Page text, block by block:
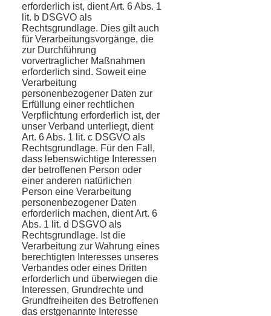
erforderlich ist, dient Art. 6 Abs. 1
lit. b DSGVO als
Rechtsgrundlage. Dies gilt auch
für Verarbeitungsvorgänge, die
zur Durchführung
vorvertraglicher Maßnahmen
erforderlich sind. Soweit eine
Verarbeitung
personenbezogener Daten zur
Erfüllung einer rechtlichen
Verpflichtung erforderlich ist, der
unser Verband unterliegt, dient
Art. 6 Abs. 1 lit. c DSGVO als
Rechtsgrundlage. Für den Fall,
dass lebenswichtige Interessen
der betroffenen Person oder
einer anderen natürlichen
Person eine Verarbeitung
personenbezogener Daten
erforderlich machen, dient Art. 6
Abs. 1 lit. d DSGVO als
Rechtsgrundlage. Ist die
Verarbeitung zur Wahrung eines
berechtigten Interesses unseres
Verbandes oder eines Dritten
erforderlich und überwiegen die
Interessen, Grundrechte und
Grundfreiheiten des Betroffenen
das erstgenannte Interesse